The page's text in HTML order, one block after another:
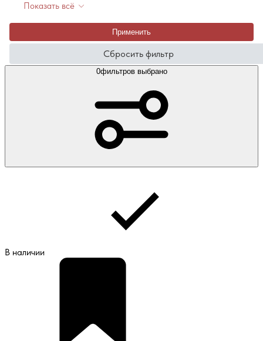
Показать всё
Применить
Сбросить фильтр
0фильтров выбрано
В наличии